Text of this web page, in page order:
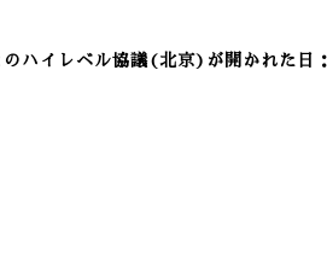
のハイレベル協議(北京)が開かれた